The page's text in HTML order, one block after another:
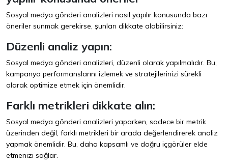
Sosyal medya gönderi analizleri nasıl yapılır konusunda bazı
öneriler sunmak gerekirse, şunları dikkate alabilirsiniz:
Düzenli analiz yapın:
Sosyal medya gönderi analizleri, düzenli olarak yapılmalıdır. Bu,
kampanya performanslarını izlemek ve stratejilerinizi sürekli
olarak optimize etmek için önemlidir.
Farklı metrikleri dikkate alın:
Sosyal medya gönderi analizleri yaparken, sadece bir metrik
üzerinden değil, farklı metrikleri bir arada değerlendirerek analiz
yapmak önemlidir. Bu, daha kapsamlı ve doğru içgörüler elde
etmenizi sağlar.